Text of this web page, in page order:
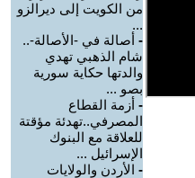
من الكويت إلى ديرالزو
...
- أصالة في -الأصالة-..
شام الذهبي تهدي
والدتها حكاية سورية
بصو ...
- أزمة القطاع
المصرفي..تهدئة مؤقتة
للعلاقة مع البنوك
الإسرائيل ...
- الأردن والولايات